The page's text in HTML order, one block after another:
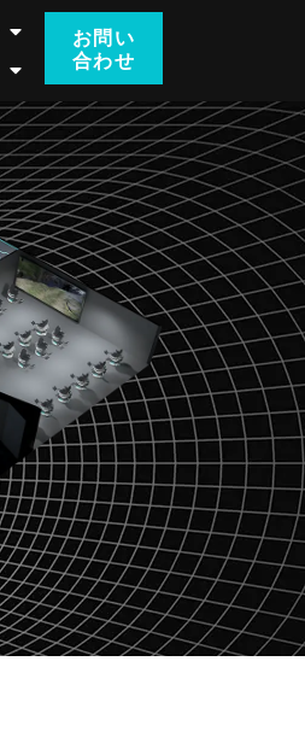
お問い
合わせ